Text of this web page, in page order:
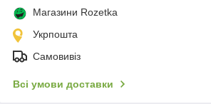
Магазини Rozetka
Укрпошта
Самовивіз
Всі умови доставки